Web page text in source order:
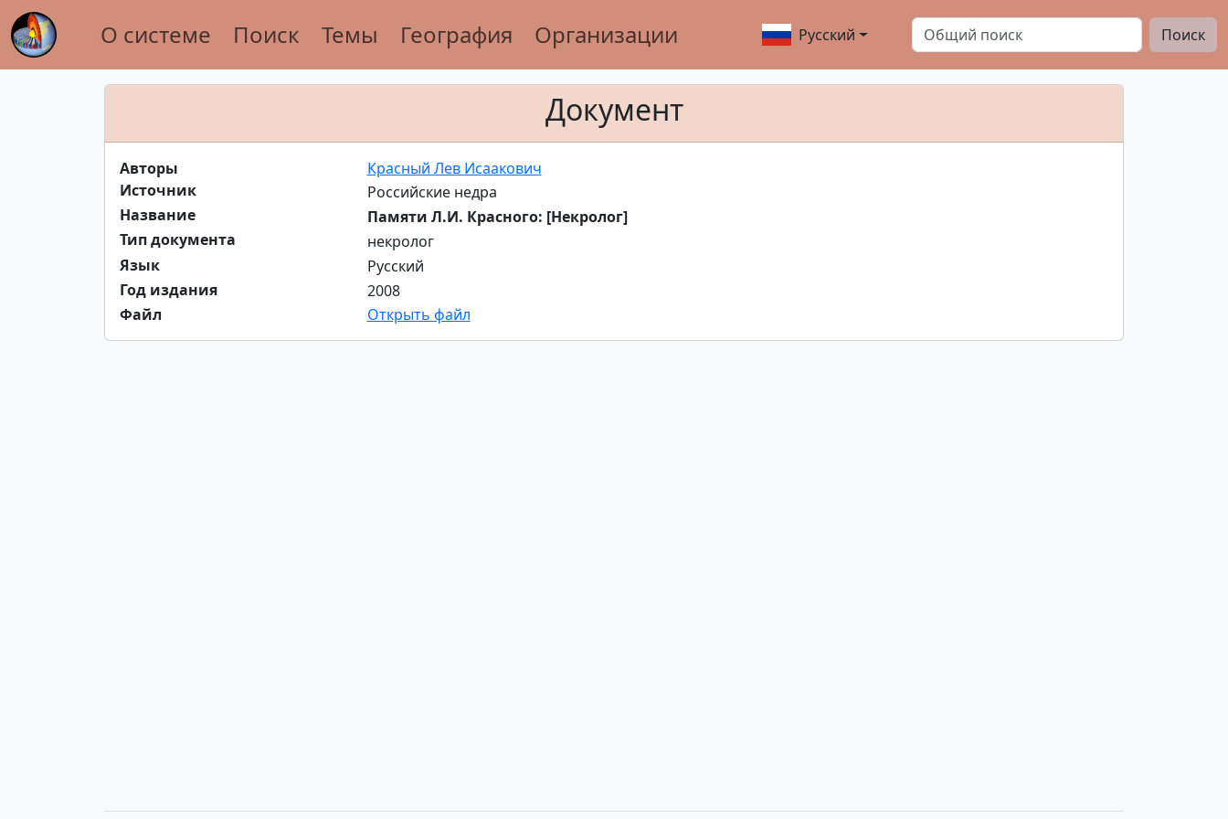
О системе Поиск Темы География Организации Русский Поиск
Документ
Авторы
Красный Лев Исаакович
Источник
Российские недра
Название
Памяти Л.И. Красного: [Некролог]
Тип документа
некролог
Язык
Русский
Год издания
2008
Файл
Открыть файл